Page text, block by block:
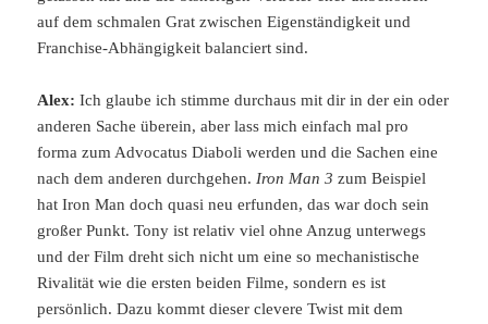
auf dem schmalen Grat zwischen Eigenständigkeit und
Franchise-Abhängigkeit balanciert sind.
Alex: Ich glaube ich stimme durchaus mit dir in der ein oder
anderen Sache überein, aber lass mich einfach mal pro
forma zum Advocatus Diaboli werden und die Sachen eine
nach dem anderen durchgehen. Iron Man 3 zum Beispiel
hat Iron Man doch quasi neu erfunden, das war doch sein
großer Punkt. Tony ist relativ viel ohne Anzug unterwegs
und der Film dreht sich nicht um eine so mechanistische
Rivalität wie die ersten beiden Filme, sondern es ist
persönlich. Dazu kommt dieser clevere Twist mit dem